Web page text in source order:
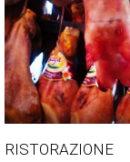
RISTORAZIONE